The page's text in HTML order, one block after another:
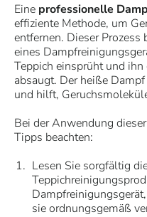
Eine professionelle
effiziente Methode, um
entfernen. Dieser
eines
Teppich einsprüht und
absaugt. Der heiße
und hilft,
Bei der Anwendung
Tipps beachten:
Lesen Sie sorgfältig
sie ordnungsgemäß